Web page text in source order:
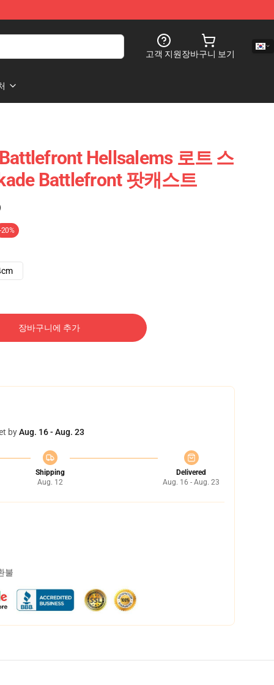
고객 지원장바구니 보기
Hellsalems 로트 스
Battlefront 팟캐스트
-20%
장바구니에 추가
byAug. 16 - Aug. 23
Shipping
Aug. 12
Delivered
Aug. 16 - Aug. 23
불